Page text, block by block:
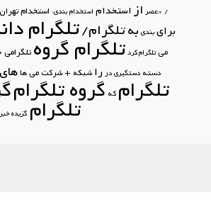
«عصرازاستخداماستخدام بندی:استخدام تهران
برای بندیبهتلگرام/تلگرام
میتلگرام کردتلگرام گروهتلگرامی
دستهدستگیری در راشبکه + شرکتمیها هایو
تلگرامکهگروه تلگرام
تلگرامگزیده خبری